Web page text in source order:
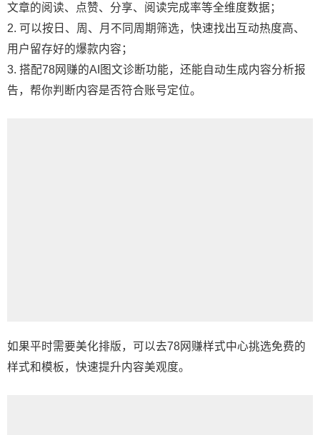
文章的阅读、点赞、分享、阅读完成率等全维度数据；
2. 可以按日、周、月不同周期筛选，快速找出互动热度高、
用户留存好的爆款内容；
3. 搭配78网赚的AI图文诊断功能，还能自动生成内容分析报
告，帮你判断内容是否符合账号定位。
如果平时需要美化排版，可以去78网赚样式中心挑选免费的
样式和模板，快速提升内容美观度。